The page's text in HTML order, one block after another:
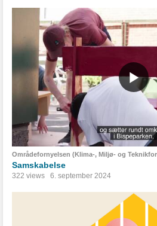
Områdefornyelsen (Klima-, Miljø- og
Samskabelse
322 views 6. september 2024